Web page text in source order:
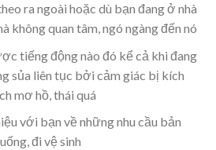
ra ngoài hoặc dù bạn đang ở nhà
không quan tâm, ngó ngàng đến nó
tiếng động nào đó kể cả khi đang
sủa liên tục bởi cảm giác bị kích
mơ hồ, thái quá
với bạn về những nhu cầu bản
đi vệ sinh